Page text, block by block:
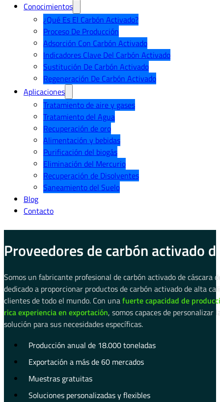
Conocimientos
¿Qué Es El Carbón Activado?
Proceso De Producción
Adsorción Con Carbón Activado
Indicadores Clave Del Carbón Activado
Sustitución De Carbón Activado
Regeneración De Carbón Activado
Aplicaciones
Tratamiento de aire y gases
Tratamiento del Agua
Recuperación de oro
Alimentación y bebidas
Purificación del biogás
Eliminación del Mercurio
Recuperación de Disolventes
Saneamiento del Suelo
Blog
Contacto
Proveedores de carbón activado
Somos un fabricante profesional de carbón activado de cáscara
dedicado a proporcionar productos de carbón activado de alta
clientes de todo el mundo. Con unafuerte capacidad de
rica experiencia en exportación, somos capaces de personalizar
solución para sus necesidades específicas.
Producción anual de 18.000 toneladas
Exportación a más de 60 mercados
Muestras gratuitas
Soluciones personalizadas y flexibles